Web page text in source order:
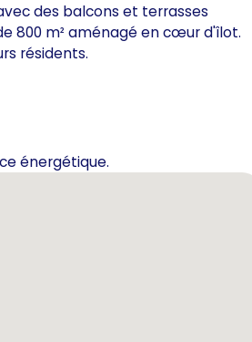
des balcons et terrasses
800 m² aménagé en cœur d'îlot.
résidents.
énergétique.